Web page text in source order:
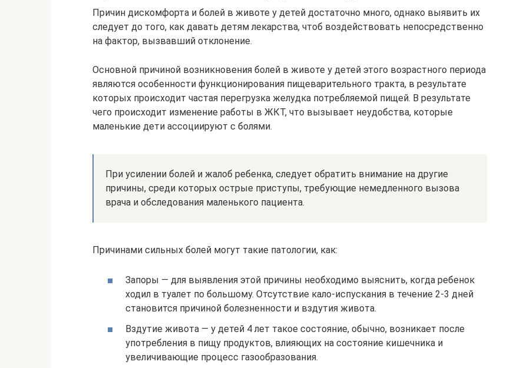
Причин дискомфорта и болей в животе у детей достаточно много, однако выявить их
следует до того, как давать детям лекарства, чтоб воздействовать непосредственно
на фактор, вызвавший отклонение.
Основной причиной возникновения болей в животе у детей этого возрастного периода
являются особенности функционирования пищеварительного тракта, в результате
которых происходит частая перегрузка желудка потребляемой пищей. В результате
чего происходит изменение работы в ЖКТ, что вызывает неудобства, которые
маленькие дети ассоциируют с болями.
При усилении болей и жалоб ребенка, следует обратить внимание на другие
причины, среди которых острые приступы, требующие немедленного вызова
врача и обследования маленького пациента.
Причинами сильных болей могут такие патологии, как:
Запоры — для выявления этой причины необходимо выяснить, когда ребенок
ходил в туалет по большому. Отсутствие кало-испускания в течение 2-3 дней
становится причиной болезненности и вздутия живота.
Вздутие живота — у детей 4 лет такое состояние, обычно, возникает после
употребления в пищу продуктов, влияющих на состояние кишечника и
увеличивающие процесс газообразования.